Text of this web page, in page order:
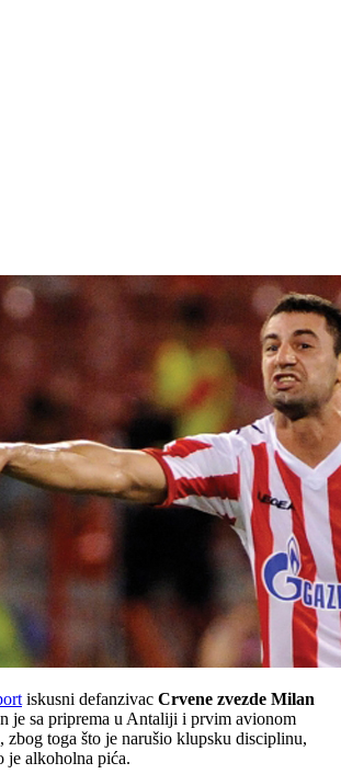
iskusni defanzivac Crvene zvezde Milan
je sa priprema u Antaliji i prvim avionom
zbog toga što je narušio klupsku disciplinu,
je alkoholna pića.